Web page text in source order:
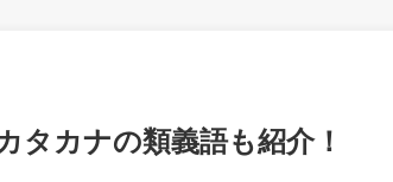
タカナの類義語も紹介！